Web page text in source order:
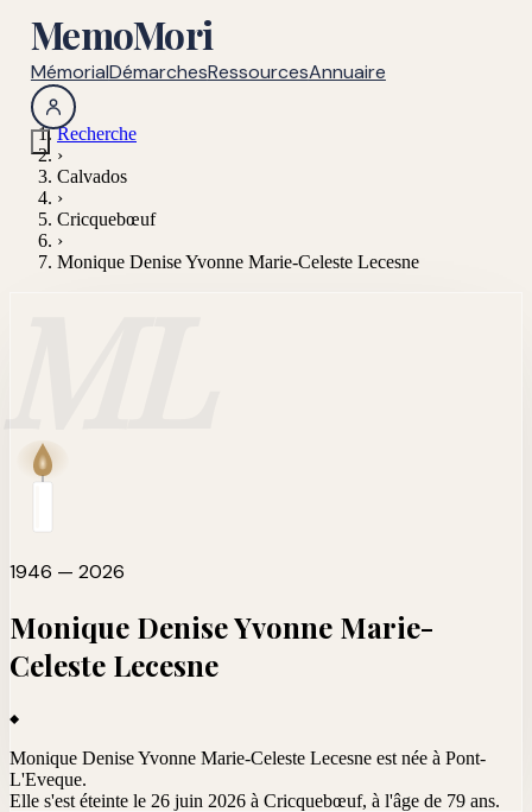
MemoMori
MémorialDémarchesRessourcesAnnuaire
Recherche
›
Calvados
›
Cricquebœuf
›
Monique Denise Yvonne Marie-Celeste Lecesne
1946 — 2026
Monique Denise Yvonne Marie-
Celeste Lecesne
Monique Denise Yvonne Marie-Celeste Lecesne est née à Pont-
L'Eveque.
Elle s'est éteinte le 26 juin 2026 à Cricquebœuf, à l'âge de 79 ans.